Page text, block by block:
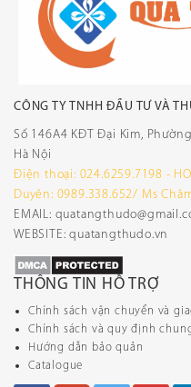
CÔNG TY TNHH ĐẦU TƯ VÀ
Số 146A4 KĐT Đại Kim,
Hà Nội
Điện thoại: 024.6259.7198 -
Duyên: 0989.338.652/ Ms
EMAIL:
WEBSITE: quatangthudo.vn
THÔNG TIN HỖ TRỢ
Chính sách vận chuyển và
Chính sách và quy định
Hướng dẫn bảo quản
Catalogue